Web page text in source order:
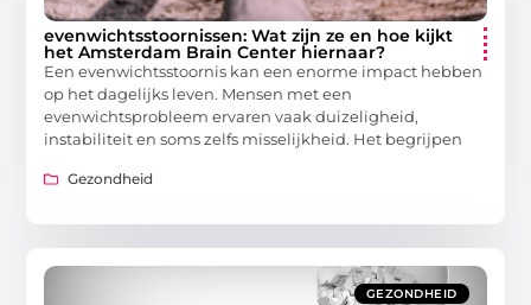
evenwichtsstoornissen: Wat zijn ze en hoe kijkt
het Amsterdam Brain Center hiernaar?
Een evenwichtsstoornis kan een enorme impact hebben
op het dagelijks leven. Mensen met een
evenwichtsprobleem ervaren vaak duizeligheid,
instabiliteit en soms zelfs misselijkheid. Het begrijpen
Gezondheid
GEZONDHEID